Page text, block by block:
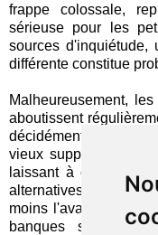
frappe colossale,
sérieuse pour les
sources d'inquiétude,
différente constitue
Malheureusement,
aboutissent
décidément
vieux support ne fait
laissant à chaque
alternatives. À défaut
moins l'avantage de
banques seraient